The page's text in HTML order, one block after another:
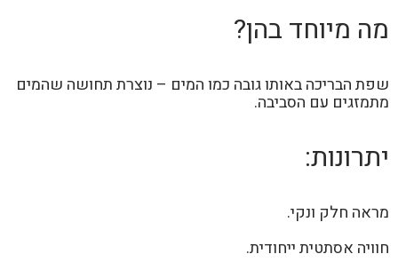
מה מיוחד בהן?
שפת הבריכה באותו גובה כמו המים – נוצרת תחושה שהמים
מתמזגים עם הסביבה.
יתרונות:
מראה חלק ונקי.
חוויה אסתטית ייחודית.